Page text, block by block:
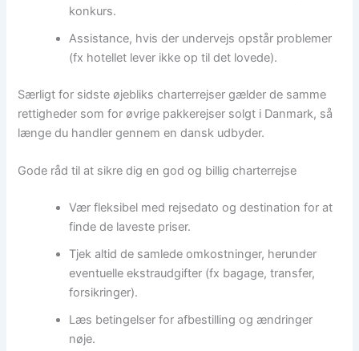
konkurs.
Assistance, hvis der undervejs opstår problemer
(fx hotellet lever ikke op til det lovede).
Særligt for sidste øjebliks charterrejser gælder de samme
rettigheder som for øvrige pakkerejser solgt i Danmark, så
længe du handler gennem en dansk udbyder.
Gode råd til at sikre dig en god og billig charterrejse
Vær fleksibel med rejsedato og destination for at
finde de laveste priser.
Tjek altid de samlede omkostninger, herunder
eventuelle ekstraudgifter (fx bagage, transfer,
forsikringer).
Læs betingelser for afbestilling og ændringer
nøje.